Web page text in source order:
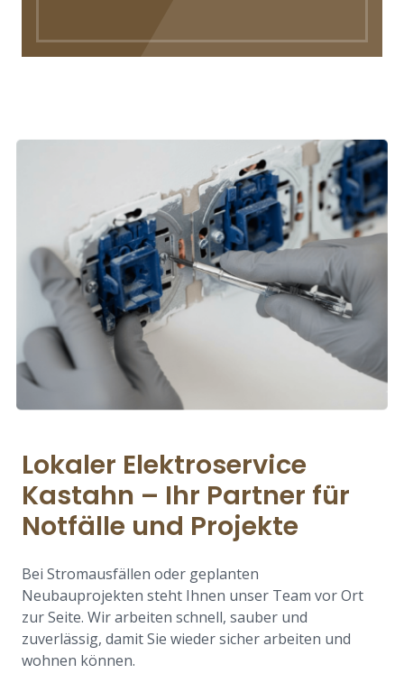
Lokaler Elektroservice
Kastahn – Ihr Partner für
Notfälle und Projekte
Bei Stromausfällen oder geplanten
Neubauprojekten steht Ihnen unser Team vor Ort
zur Seite. Wir arbeiten schnell, sauber und
zuverlässig, damit Sie wieder sicher arbeiten und
wohnen können.